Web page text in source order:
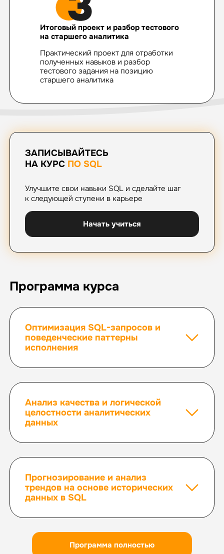
Итоговый проект и разбор тестового
на старшего аналитика
Практический проект для отработки
полученных навыков и разбор
тестового задания на позицию
старшего аналитика
ЗАПИСЫВАЙТЕСЬ
НА КУРС ПО SQL
Улучшите свои навыки SQL и сделайте шаг
к следующей ступени в карьере
Начать учиться
Программа курса
Оптимизация SQL-запросов и
поведенческие паттерны
исполнения
Анализ качества и логической
целостности аналитических
данных
Прогнозирование и анализ
трендов на основе исторических
данных в SQL
Программа полностью